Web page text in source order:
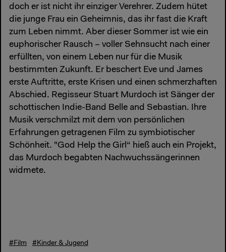
doch er ist nicht ihr einziger Verehrer. Zudem hütet
die junge Frau ein Geheimnis, das ihr fast die Kraft
zum Leben nimmt. Aber dieser Sommer ist wie ein
euphorischer Rausch – voller Sehnsucht nach einer
erfüllten, von einem Leben nur für die Musik
bestimmten Zukunft. Er beschert Eve und James
erste Auftritte, erste Krisen und einen schmerzhaften
Abschied. Regisseur Stuart Murdoch ist Sänger der
schottischen Indie-Band Belle and Sebastian. Ihre
Musik verschmilzt mit dem von persönlichen
Erfahrungen getragenen Film zu symbiotischer
Schönheit. "God Help the Girl“ hieß auch ein Projekt,
das Murdoch begabten Nachwuchssängerinnen
widmete.
#Film #Kinder & Jugend